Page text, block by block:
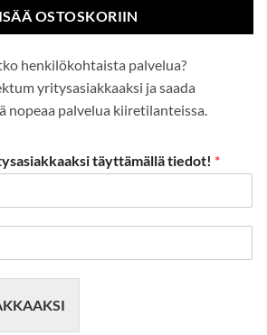
OSTOSKORIIN
henkilökohtaista palvelua?
yritysasiakkaaksi ja saada
nopeaa palvelua kiiretilanteissa.
täyttämällä tiedot! *